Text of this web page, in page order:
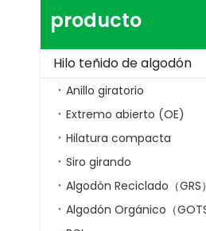
producto
Hilo teñido de algodón
Anillo giratorio
Extremo abierto (OE)
Hilatura compacta
Siro girando
Algodón Reciclado（GRS）